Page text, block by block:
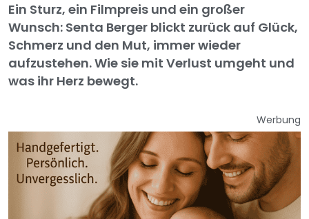
Ein Sturz, ein Filmpreis und ein großer
Wunsch: Senta Berger blickt zurück auf Glück,
Schmerz und den Mut, immer wieder
aufzustehen. Wie sie mit Verlust umgeht und
was ihr Herz bewegt.
Werbung